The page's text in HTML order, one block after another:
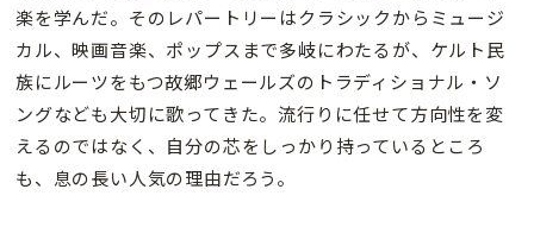
楽を学んだ。そのレパートリーはクラシックからミュージ
カル、映画音楽、ポップスまで多岐にわたるが、ケルト民
族にルーツをもつ故郷ウェールズのトラディショナル・ソ
ングなども大切に歌ってきた。流行りに任せて方向性を変
えるのではなく、自分の芯をしっかり持っているところ
も、息の長い人気の理由だろう。